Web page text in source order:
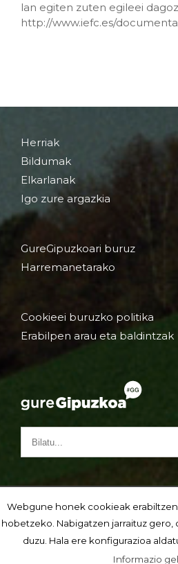
lan egiten zuten egileei
http://www.iefc.es/
Herriak
Bildumak
Elkarlanak
Igo zure argazkia
GureGipuzkoari buruz
Harremanetarako
Cookieei buruzko politika
Erabilpen arau eta baldintzak
Webgune honek cookieak
hobetzeko. Nabigatzen jarraituz
duzu. Hala ere konfigurazioa
Informazio